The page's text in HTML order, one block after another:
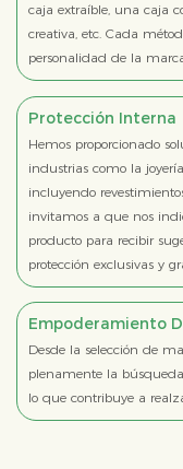
caja extraíble, una caja
creativa, etc. Cada
personalidad de la
Protección Interna
Hemos proporcionado
industrias como la
incluyendo
invitamos a que nos
producto para recibir
protección exclusivas y
Empoderamiento
Desde la selección de
plenamente la
lo que contribuye a